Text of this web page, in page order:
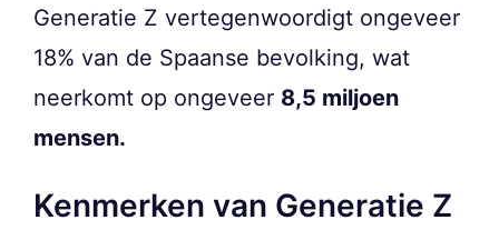
Generatie Z vertegenwoordigt ongeveer
18% van de Spaanse bevolking, wat
neerkomt op ongeveer 8,5 miljoen
mensen.
Kenmerken van Generatie Z